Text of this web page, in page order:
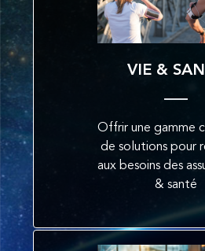
VIE &
Offrir une gamme
de solutions pour
aux besoins des
& santé